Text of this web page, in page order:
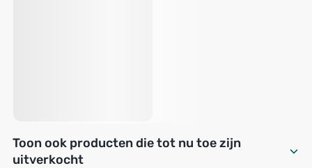
Toon ook producten die tot nu toe zijn
uitverkocht